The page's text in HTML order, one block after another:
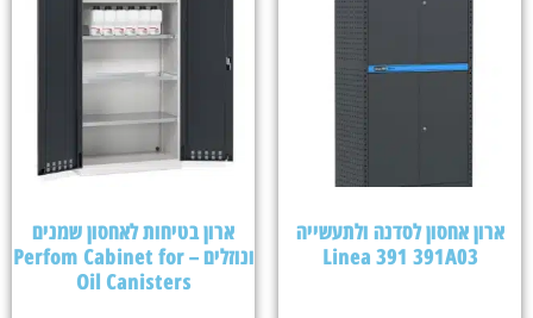
ארון אחסון לסדנה ולתעשייה
Linea 391 391A03
ארון בטיחות לאחסון שמנים
ונוזלים – Perfom Cabinet for
Oil Canisters